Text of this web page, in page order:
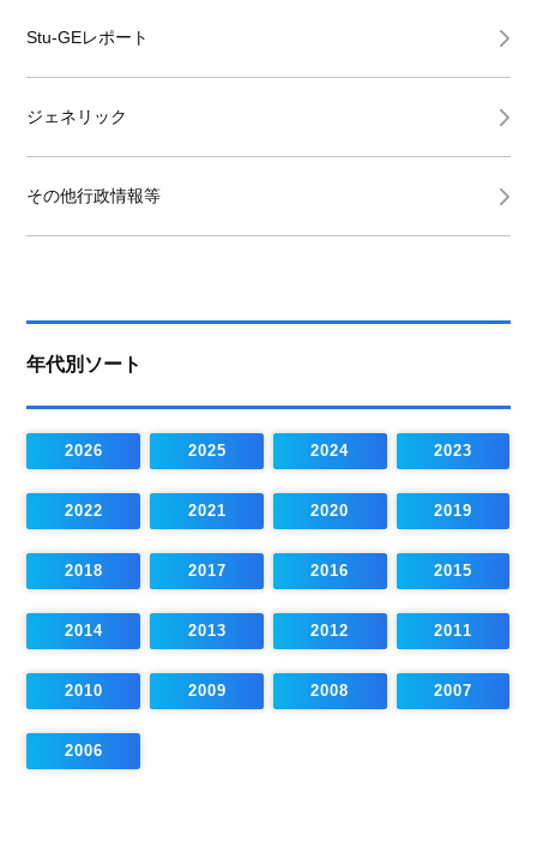
Stu-GEレポート
ジェネリック
その他行政情報等
年代別ソート
2026 2025 2024 2023
2022 2021 2020 2019
2018 2017 2016 2015
2014 2013 2012 2011
2010 2009 2008 2007
2006